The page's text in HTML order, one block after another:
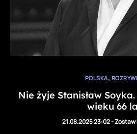
POLSKA,
Nie żyje Stanisław
wieku 66
21.08.2025 23:02-Zostaw